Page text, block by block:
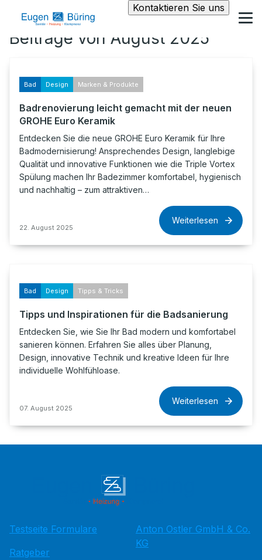
Kontaktieren Sie uns
Beiträge von August 2025
Bad Design Marken & Produkte
Badrenovierung leicht gemacht mit der neuen
GROHE Euro Keramik
Entdecken Sie die neue GROHE Euro Keramik für Ihre
Badmodernisierung! Ansprechendes Design, langlebige
Qualität und innovative Funktionen wie die Triple Vortex
Spülung machen Ihr Badezimmer komfortabel, hygienisch
und nachhaltig – zum attraktiven…
22. August 2025
Weiterlesen
Bad Design Tipps & Tricks
Tipps und Inspirationen für die Badsanierung
Entdecken Sie, wie Sie Ihr Bad modern und komfortabel
sanieren können. Erfahren Sie alles über Planung,
Design, innovative Technik und kreative Ideen für Ihre
individuelle Wohlfühloase.
07. August 2025
Weiterlesen
Testseite Formulare
Ratgeber
Anton Ostler GmbH & Co.
KG